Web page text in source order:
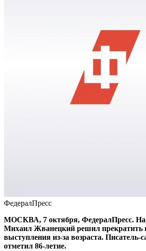
ФедералПресс
МОСКВА, 7 октября, ФедералПресс.
Михаил Жванецкий решил прекратить
выступления из-за возраста. Писатель-
отметил 86-летие.